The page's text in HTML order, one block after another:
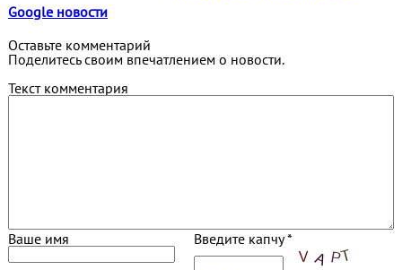
Google новости
Оставьте комментарий
Поделитесь своим впечатлением о новости.
Текст комментария
Ваше имя Введите капчу *